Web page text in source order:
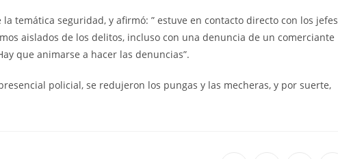
temática seguridad, y afirmó: ” estuve en contacto directo con los jefes
aislados de los delitos, incluso con una denuncia de un comerciante
que animarse a hacer las denuncias”.
policial, se redujeron los pungas y las mecheras, y por suerte,